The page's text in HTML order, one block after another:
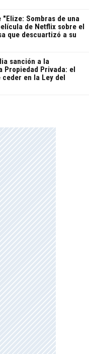
Sombras de una
de Netflix sobre el
que descuartizó a su
sanción a la
Propiedad Privada: el
ceder en la Ley del